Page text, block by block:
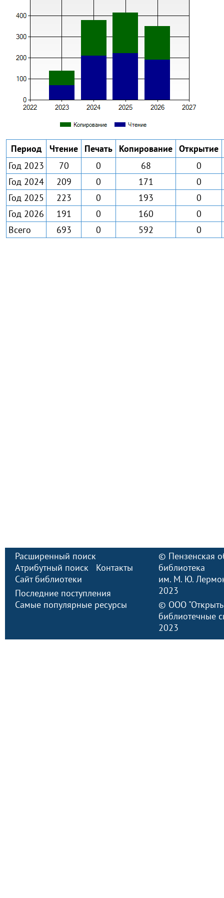
Период Чтение Печать Копирование Открытие
Год 2023
70 0 68
0
Год 2024
209 0 171
0
Год 2025
223 0 193
0
Год 2026
191 0 160
0
Всего
693 0 592 0
Расширенный поиск
Атрибутный поиск
Контакты
Сайт библиотеки
Последние поступления
Самые популярные ресурсы
© Пензенская
библиотека
им. М. Ю.
2023
© ООО
библиотечные
2023